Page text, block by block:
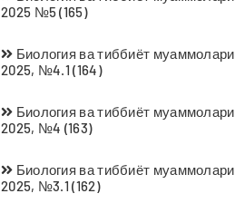
2025 №5 (165)
Биология ва тиббиёт муаммолари
2025, №4.1 (164)
Биология ва тиббиёт муаммолари
2025, №4 (163)
Биология ва тиббиёт муаммолари
2025, №3.1 (162)